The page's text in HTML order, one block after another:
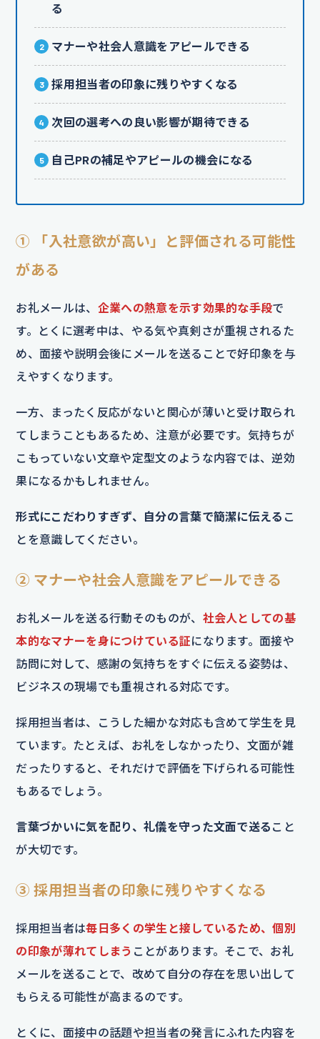
る
マナーや社会人意識をアピールできる
採用担当者の印象に残りやすくなる
次回の選考への良い影響が期待できる
自己PRの補足やアピールの機会になる
① 「入社意欲が高い」と評価される可能性
がある
お礼メールは、 企業への熱意を示す効果的な手段で
す。とくに選考中は、やる気や真剣さが重視されるた
め、面接や説明会後にメールを送ることで好印象を与
えやすくなります。
一方、まったく反応がないと関心が薄いと受け取られ
てしまうこともあるため、注意が必要です。気持ちが
こもっていない文章や定型文のような内容では、逆効
果になるかもしれません。
形式にこだわりすぎず、自分の言葉で簡潔に伝える こ
とを意識してください。
② マナーや社会人意識をアピールできる
お礼メールを送る行動そのものが、 社会人としての基
本的なマナーを身につけている証になります。面接や
訪問に対して、感謝の気持ちをすぐに伝える姿勢は、
ビジネスの現場でも重視される対応です。
採用担当者は、こうした細かな対応も含めて学生を見
ています。たとえば、お礼をしなかったり、文面が雑
だったりすると、それだけで評価を下げられる可能性
もあるでしょう。
言葉づかいに気を配り、礼儀を守った文面で送る こと
が大切です。
③ 採用担当者の印象に残りやすくなる
採用担当者は毎日多くの学生と接しているため、個別
の印象が薄れてしまう ことがあります。そこで、お礼
メールを送ることで、改めて自分の存在を思い出して
もらえる可能性が高まるのです。
とくに、面接中の話題や担当者の発言にふれた内容を